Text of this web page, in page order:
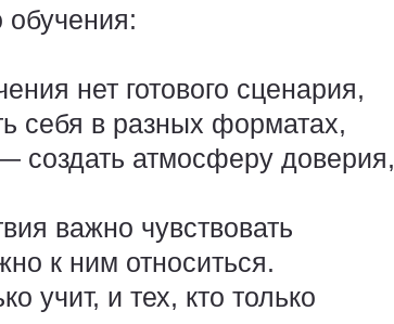
обучения:
нет готового сценария,
себя в разных форматах,
создать атмосферу доверия,
важно чувствовать
к ним относиться.
учит, и тех, кто только